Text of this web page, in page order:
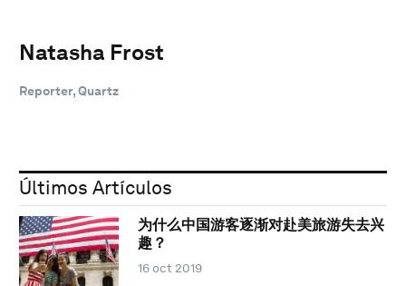
Natasha Frost
Reporter, Quartz
Últimos Artículos
为什么中国游客逐渐对赴美旅游失去兴
趣？
16 oct 2019